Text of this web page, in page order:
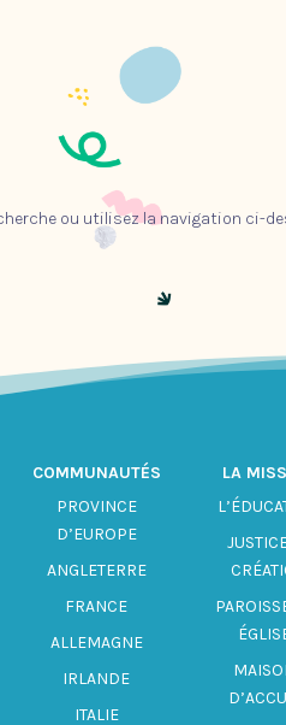
ou utilisez la navigation ci-
COMMUNAUTÉS
PROVINCE
D’EUROPE
ANGLETERRE
FRANCE
ALLEMAGNE
IRLANDE
ITALIE
LA